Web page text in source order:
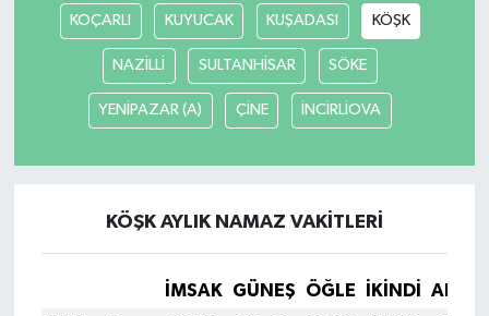
KOÇARLI KUYUCAK KUŞADASI KÖŞK
NAZİLLİ SULTANHİSAR SÖKE
YENİPAZAR (A) ÇİNE İNCİRLİOVA
KÖŞK AYLIK NAMAZ VAKITLERI
İMSAK GÜNEŞ ÖĞLE İKINDI